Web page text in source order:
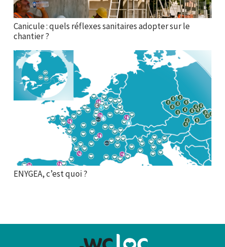
Canicule : quels réflexes sanitaires adopter sur le
chantier ?
ENYGEA, c’est quoi ?